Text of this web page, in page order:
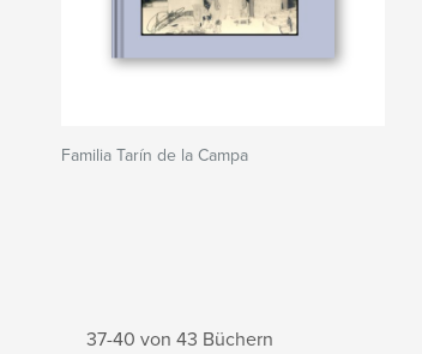
Familia Tarín de la Campa
37-40 von 43 Büchern